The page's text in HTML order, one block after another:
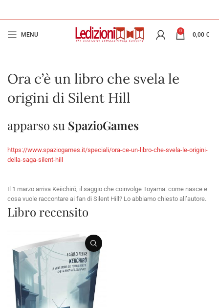
MENU
0
0,00 €
Ora c’è un libro che svela le
origini di Silent Hill
apparso su SpazioGames
https://www.spaziogames.it/speciali/ora-ce-un-libro-che-svela-le-origini-
della-saga-silent-hill
Il 1 marzo arriva Keiichirō, il saggio che coinvolge Toyama: come nasce e
cosa vuole raccontare ai fan di Silent Hill? Lo abbiamo chiesto all’autore.
Libro recensito